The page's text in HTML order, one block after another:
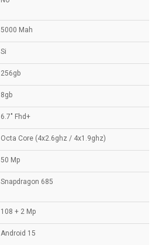
5000 Mah
Si
256gb
8gb
6.7" Fhd+
Octa Core (4x2.6ghz / 4x1.9ghz)
50 Mp
Snapdragon 685
108 + 2 Mp
Android 15